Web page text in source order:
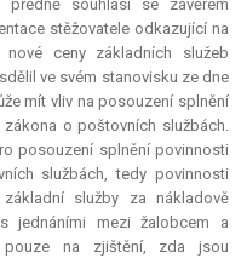
souhlasí se závěrem
stěžovatele odkazující na
nové ceny základních služeb
ve svém stanovisku ze dne
mít vliv na posouzení splnění
o poštovních službách.
posouzení splnění povinnosti
službách, tedy povinnosti
služby za nákladově
jednáními mezi žalobcem a
pouze na zjištění, zda jsou